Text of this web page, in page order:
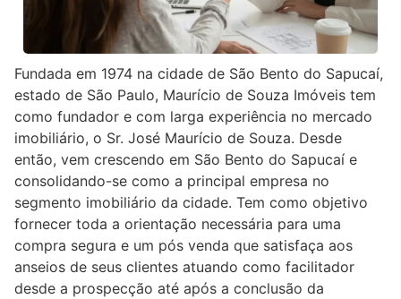
Fundada em 1974 na cidade de São Bento do Sapucaí,
estado de São Paulo, Maurício de Souza Imóveis tem
como fundador e com larga experiência no mercado
imobiliário, o Sr. José Maurício de Souza. Desde
então, vem crescendo em São Bento do Sapucaí e
consolidando-se como a principal empresa no
segmento imobiliário da cidade. Tem como objetivo
fornecer toda a orientação necessária para uma
compra segura e um pós venda que satisfaça aos
anseios de seus clientes atuando como facilitador
desde a prospecção até após a conclusão da